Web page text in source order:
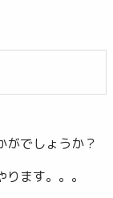
がでしょうか？
ます。。。